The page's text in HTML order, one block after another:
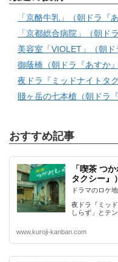
「京酪牛乳」（朝ドラ『
「京都総合病院」（朝ド
美容室「VIOLET」（朝ド
御蔭橋（朝ドラ『あすか』
夜ドラ『ミッドナイトタ
賤ヶ岳の七本槍（朝ドラ
おすすめ記事
「喫茶 つ
タクシー』）
ドラマのロケ
夜ドラ『ミッ
しらず」とテ
www.kuroji-kanban.com